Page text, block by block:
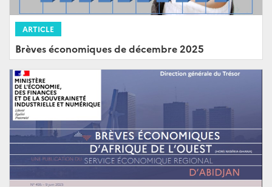
ARTICLE
Brèves économiques de décembre 2025